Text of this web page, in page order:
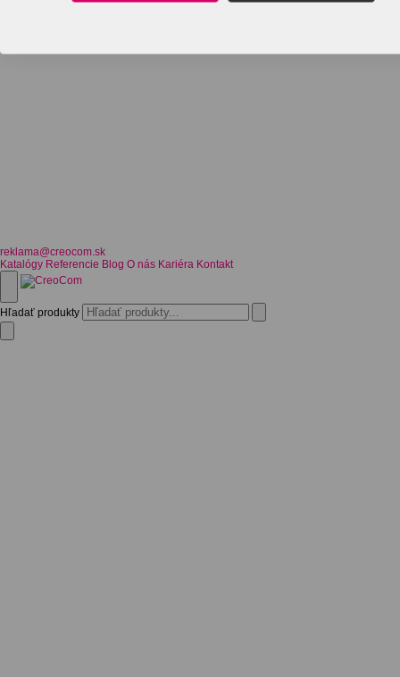
reklama@creocom.sk
Katalógy Referencie Blog O nás Kariéra Kontakt
Hľadať produkty